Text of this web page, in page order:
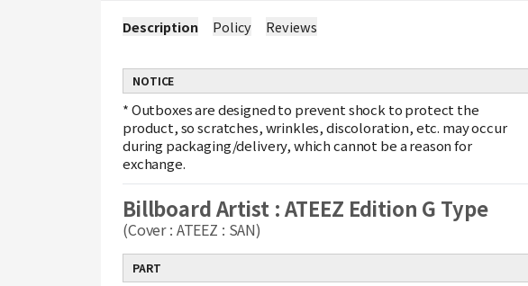
Description Policy Reviews
NOTICE
*Outboxes are designed to prevent shock to protect the
product, so scratches, wrinkles, discoloration, etc. may occur
during packaging/delivery, which cannot be a reason for
exchange.
Billboard Artist : ATEEZ Edition G Type
(Cover : ATEEZ : SAN)
PART